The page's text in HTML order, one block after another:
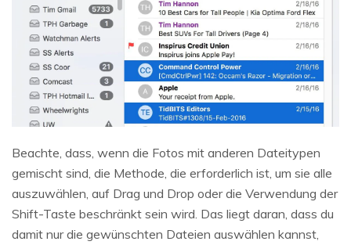
Beachte, dass, wenn die Fotos mit anderen Dateitypen
gemischt sind, die Methode, die erforderlich ist, um sie alle
auszuwählen, auf Drag und Drop oder die Verwendung der
Shift-Taste beschränkt sein wird. Das liegt daran, dass du
damit nur die gewünschten Dateien auswählen kannst,